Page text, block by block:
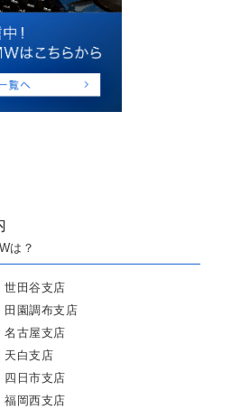
は？
世田谷支店
田園調布支店
名古屋支店
天白支店
四日市支店
福岡西支店